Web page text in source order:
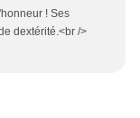
! Ses
dextérité.<br />